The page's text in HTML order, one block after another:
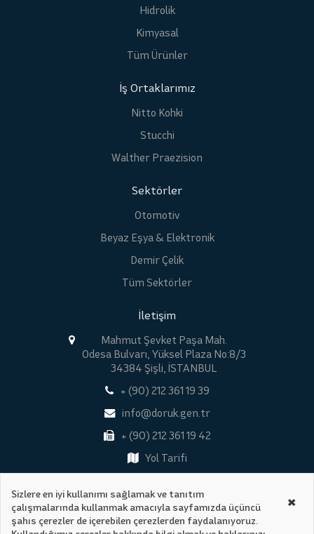
Sizlere en iyi kullanımı sağlamak ve tanıtım
çalışmalarında kullanmak amacıyla sayfamızda üçüncü
şahıs çerezler de içerebilen çerezlerden faydalanıyoruz.
×
Hidrolik
Kimyasal
Tüm Ürünler
İş Ortaklarımız
Nitto Kohki
Stucchi
Walther Praezision
Sektörler
Otomotiv
Beyaz Eşya & Elektronik
Demir Çelik
Tüm Sektörler
İletişim
Mahmut Şevket Paşa Mah.
Odesa Bulvarı, Yüksel Plaza No:8/3
34384 Şişli, İSTANBUL
+ (90) 212 361 19 39
info@doruk.gen.tr
+ (90) 212 361 19 42
Yol Tarifi
Tüm Hakları Saklıdır © 2026